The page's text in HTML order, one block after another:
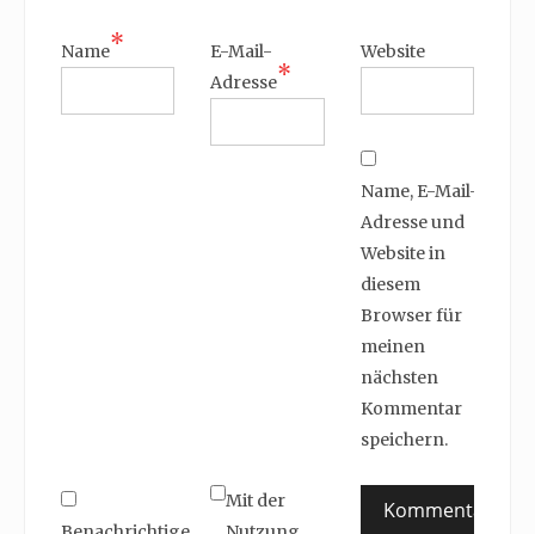
Name*
E-Mail-
Adresse*
Website
Name, E-Mail-
Adresse und
Website in
diesem
Browser für
meinen
nächsten
Kommentar
speichern.
Mit der